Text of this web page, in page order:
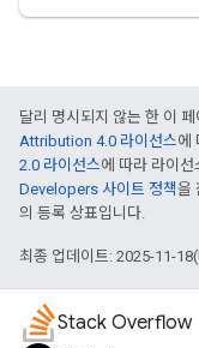
달리 명시되지 않는 한 이
Attribution 4.0 라이선스에
2.0 라이선스에 따라 라이
Developers 사이트 정책을
의 등록 상표입니다.
최종 업데이트: 2025-11-
Stack Overflow